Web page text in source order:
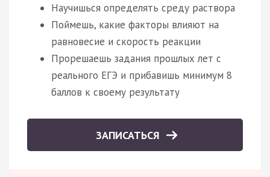
Научишься определять среду раствора
Поймешь, какие факторы влияют на
равновесие и скорость реакции
Прорешаешь задания прошлых лет с
реального ЕГЭ и прибавишь минимум 8
баллов к своему результату
ЗАПИСАТЬСЯ